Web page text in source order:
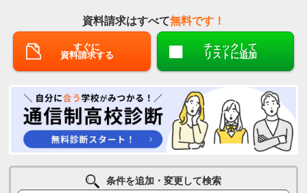
資料請求はすべて無料です！
すぐに
資料請求する
チェックして
リストに追加
条件を追加・変更して検索